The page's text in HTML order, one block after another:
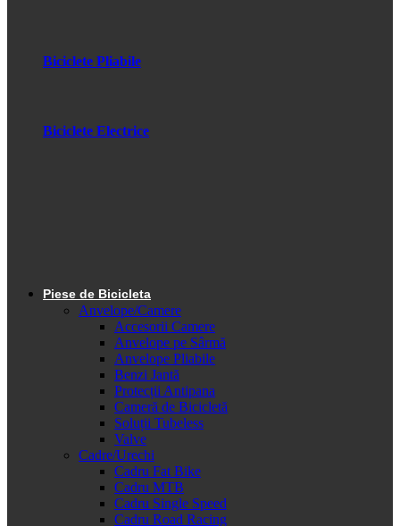
Biciclete Pliabile
Biciclete Electrice
Piese de Bicicleta
Anvelope/Camere
Accesorii Camere
Anvelope pe Sârmă
Anvelope Pliabile
Benzi Jantă
Protecții Antipana
Cameră de Bicicletă
Soluții Tubeless
Valve
Cadre/Urechi
Cadru Fat Bike
Cadru MTB
Cadru Single Speed
Cadru Road Racing